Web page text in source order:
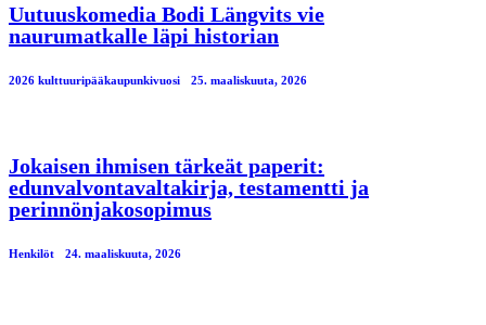
Uutuuskomedia Bodi Längvits vie
naurumatkalle läpi historian
2026 kulttuuripääkaupunkivuosi 25. maaliskuuta, 2026
Jokaisen ihmisen tärkeät paperit:
edunvalvontavaltakirja, testamentti ja
perinnönjakosopimus
Henkilöt 24. maaliskuuta, 2026